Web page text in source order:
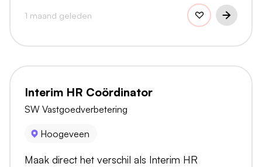
1 maand geleden
Interim HR Coördinator
SW Vastgoedverbetering
Hoogeveen
Maak direct het verschil als Interim HR